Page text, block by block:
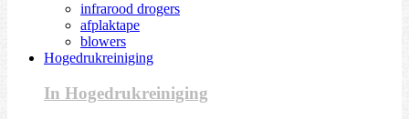
infrarood drogers
afplaktape
blowers
Hogedrukreiniging
In Hogedrukreiniging